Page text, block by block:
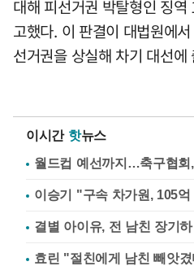
대해 피선거권 박탈형인 징
고했다. 이 판결이 대법원에
선거권을 상실해 차기 대선에
이시간 핫뉴스
월드컵 예선까지…축구협회
이승기 "구속 차가원, 105
결별 아이유, 전 남친 장기
효린 "절친에게 남친 빼앗